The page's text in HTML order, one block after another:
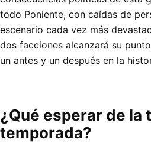
todo Poniente, con caídas de
escenario cada vez más
dos facciones alcanzará su
un antes y un después en la
¿Qué esperar de la
temporada?